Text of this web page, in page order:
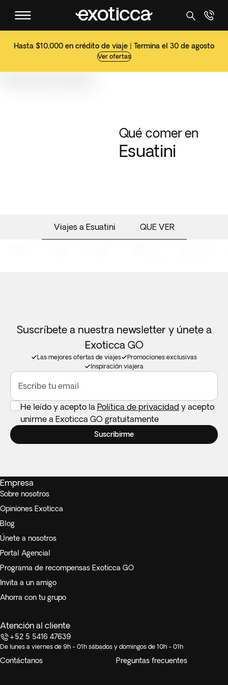
Hasta $10,000 en crédito de viaje | Termina el 30 de agosto
Ver ofertas
Qué comer en
Esuatini
Viajes a Esuatini QUE VER
Suscríbete a nuestra newsletter y únete a
Exoticca GO
Las mejores ofertas de viajes
Promociones exclusivas
Inspiración viajera
Escribe tu email
He leído y acepto la Política de privacidad y acepto
unirme a Exoticca GO gratuitamente
Suscribirme
Empresa
Sobre nosotros
Opiniones Exoticca
Blog
Únete a nosotros
Portal Agencial
Programa de recompensas Exoticca GO
Invita a un amigo
Ahorra con tu grupo
Atención al cliente
+52 5 5416 47639
De lunes a viernes de 9h - 01h sábados y domingos de 10h - 01h
Contáctanos Preguntas frecuentes